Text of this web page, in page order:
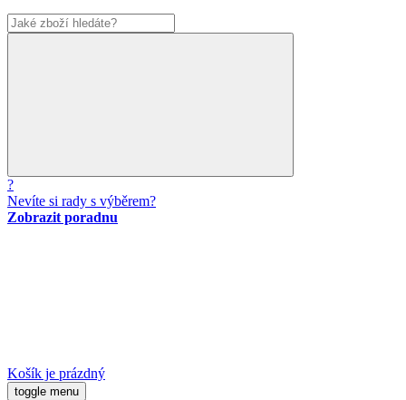
?
Nevíte si rady s výběrem?
Zobrazit poradnu
Košík je prázdný
toggle menu